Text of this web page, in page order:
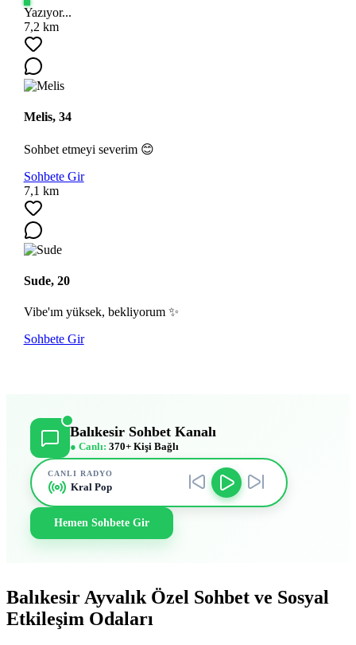
Yazıyor...
7,2 km
Melis, 34
Sohbet etmeyi severim 😊
Sohbete Gir
7,1 km
Sude, 20
Vibe'ım yüksek, bekliyorum ✨
Sohbete Gir
Balıkesir Sohbet Kanalı
● Canlı: 370+ Kişi Bağlı
CANLI RADYO
Kral Pop
Hemen Sohbete Gir
Balıkesir Ayvalık Özel Sohbet ve Sosyal
Etkileşim Odaları